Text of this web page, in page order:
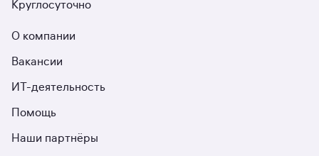
Круглосуточно
О компании
Вакансии
ИТ-деятельность
Помощь
Наши партнёры